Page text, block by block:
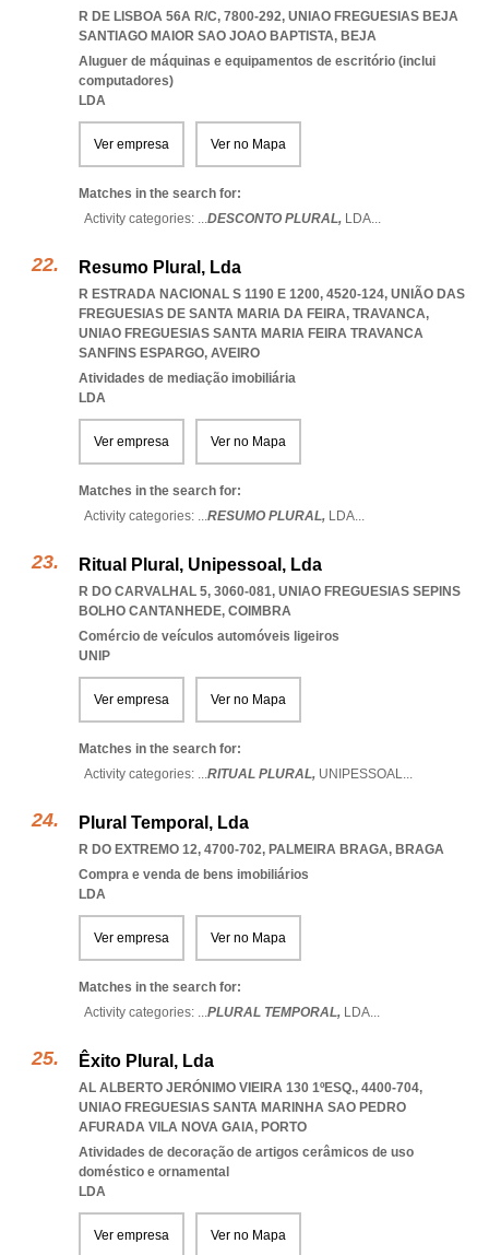
R DE LISBOA 56A R/C, 7800-292, UNIAO FREGUESIAS BEJA
SANTIAGO MAIOR SAO JOAO BAPTISTA, BEJA
Aluguer de máquinas e equipamentos de escritório (inclui
computadores)
LDA
Ver empresa Ver no Mapa
Matches in the search for:
Activity categories: ...DESCONTO PLURAL, LDA...
Resumo Plural, Lda
R ESTRADA NACIONAL S 1190 E 1200, 4520-124, UNIÃO DAS
FREGUESIAS DE SANTA MARIA DA FEIRA, TRAVANCA,
UNIAO FREGUESIAS SANTA MARIA FEIRA TRAVANCA
SANFINS ESPARGO, AVEIRO
Atividades de mediação imobiliária
LDA
Ver empresa Ver no Mapa
Matches in the search for:
Activity categories: ...RESUMO PLURAL, LDA...
Ritual Plural, Unipessoal, Lda
R DO CARVALHAL 5, 3060-081, UNIAO FREGUESIAS SEPINS
BOLHO CANTANHEDE, COIMBRA
Comércio de veículos automóveis ligeiros
UNIP
Ver empresa Ver no Mapa
Matches in the search for:
Activity categories: ...RITUAL PLURAL, UNIPESSOAL...
Plural Temporal, Lda
R DO EXTREMO 12, 4700-702, PALMEIRA BRAGA, BRAGA
Compra e venda de bens imobiliários
LDA
Ver empresa Ver no Mapa
Matches in the search for:
Activity categories: ...PLURAL TEMPORAL, LDA...
Êxito Plural, Lda
AL ALBERTO JERÓNIMO VIEIRA 130 1ºESQ., 4400-704,
UNIAO FREGUESIAS SANTA MARINHA SAO PEDRO
AFURADA VILA NOVA GAIA, PORTO
Atividades de decoração de artigos cerâmicos de uso
doméstico e ornamental
LDA
Ver empresa Ver no Mapa